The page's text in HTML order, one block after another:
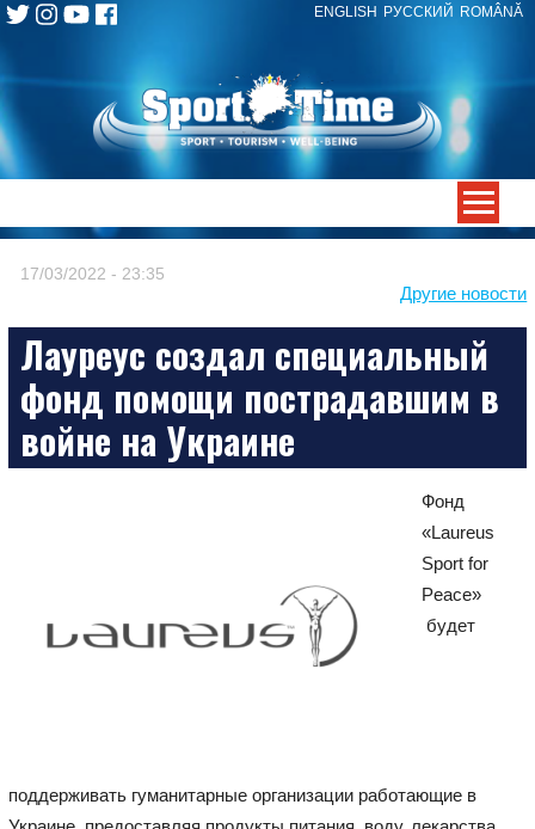
ENGLISH РУССКИЙ ROMÂNĂ
Skip
content
Другие новости
17/03/2022 - 23:35
Лауреус создал специальный
фонд помощи пострадавшим в
войне на Украине
Фонд
«Laureus
Sport for
Peace»
будет
поддерживать гуманитарные организации работающие в